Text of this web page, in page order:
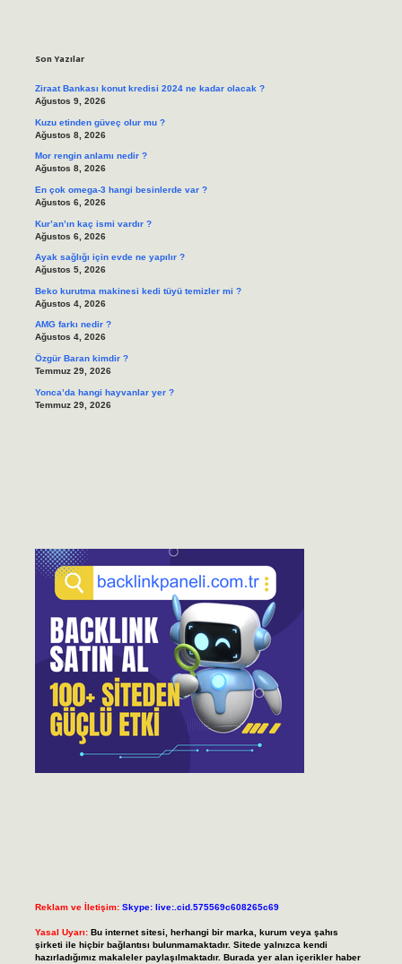
Son Yazılar
Ziraat Bankası konut kredisi 2024 ne kadar olacak ?
Ağustos 9, 2026
Kuzu etinden güveç olur mu ?
Ağustos 8, 2026
Mor rengin anlamı nedir ?
Ağustos 8, 2026
En çok omega-3 hangi besinlerde var ?
Ağustos 6, 2026
Kur’an’ın kaç ismi vardır ?
Ağustos 6, 2026
Ayak sağlığı için evde ne yapılır ?
Ağustos 5, 2026
Beko kurutma makinesi kedi tüyü temizler mi ?
Ağustos 4, 2026
AMG farkı nedir ?
Ağustos 4, 2026
Özgür Baran kimdir ?
Temmuz 29, 2026
Yonca’da hangi hayvanlar yer ?
Temmuz 29, 2026
Reklam ve İletişim: Skype: live:.cid.575569c608265c69
Yasal Uyarı: Bu internet sitesi, herhangi bir marka, kurum veya şahıs
şirketi ile hiçbir bağlantısı bulunmamaktadır. Sitede yalnızca kendi
hazırladığımız makaleler paylaşılmaktadır. Burada yer alan içerikler haber